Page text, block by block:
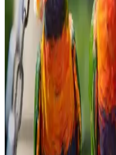
çıkarır.
Bozkırlı Çavuşoğlu
Ürünlerle Marketlerde
Bozkırlı Çavuşoğlu tahin,
yöntemleriyle sağlıklı
edilen organik ve katkısız bir
Migros'ta Pratik ve
Seçenekleri ve
Migros'ta satılan haşlamalık